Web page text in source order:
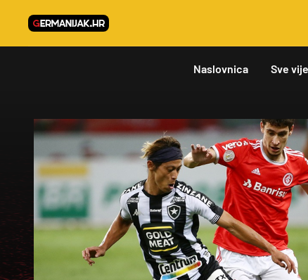
Naslovnica Sve